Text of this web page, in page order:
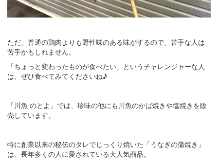
ただ、普通の鶏肉よりも野性味のある味がするので、苦手な人は
苦手かもしれません。
「ちょっと変わったものが食べたい」というチャレンジャーな人
は、ぜひ食べてみてくださいね♪
「川魚 のとよ」では、珍味の他にも川魚のかば焼きや塩焼きを販
売しています。
特に創業以来の秘伝のタレでじっくり焼いた「うなぎの蒲焼き」
は、長年多くの人に愛されている大人気商品。